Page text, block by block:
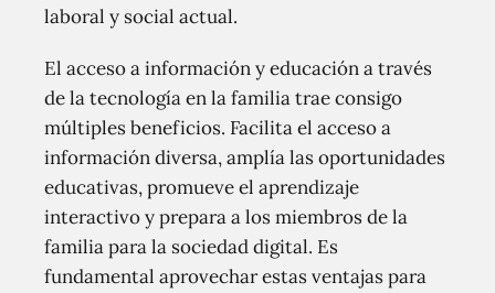
laboral y social actual.
El acceso a información y educación a través
de la tecnología en la familia trae consigo
múltiples beneficios. Facilita el acceso a
información diversa, amplía las oportunidades
educativas, promueve el aprendizaje
interactivo y prepara a los miembros de la
familia para la sociedad digital. Es
fundamental aprovechar estas ventajas para